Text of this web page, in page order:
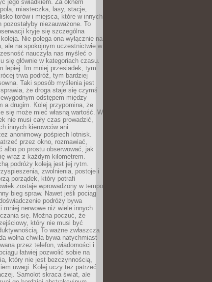
jego świadkiem. Za oknem
miasteczka, lasy, stacje,
torów i miejsca, które w innych
niezauważone. To
kryje się szczególna
Nie polega ona wyłącznie na
ale na spokojnym uczestnictwie w
nauczyła nas myśleć o
się głównie w kategoriach czasu.
lepiej. Im mniej przesiadek, tym
trwa podróż, tym bardziej
Taki sposób myślenia jest
że droga staje się czymś
odstępem między
a drugim. Kolej przypomina, że
się może mieć własną wartość. W
nie musi cały czas prowadzić,
innych kierowców ani
anonimowy pośpiech lotnisk.
przez okno, rozmawiać,
albo po prostu obserwować, jak
wraz z każdym kilometrem.
podróży koleją jest jej rytm.
zwolnienia, postoje i
porządek, który potrafi
zostaje wprowadzony w tempo
bieg spraw. Nawet jeśli pociąg
podróży bywa
i mniej nerwowe niż wiele innych
się. Można poczuć, że
który nie musi być
To ważne zwłaszcza
wolna chwila bywa natychmiast
przez telefon, wiadomości i
łatwiej pozwolić sobie na
który nie jest bezczynnością,
uwagi. Kolej uczy też patrzeć
Samolot skraca świat, ale